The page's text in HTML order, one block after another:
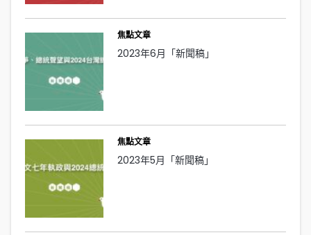
焦點文章
2023年6月「新聞稿」
焦點文章
2023年5月「新聞稿」